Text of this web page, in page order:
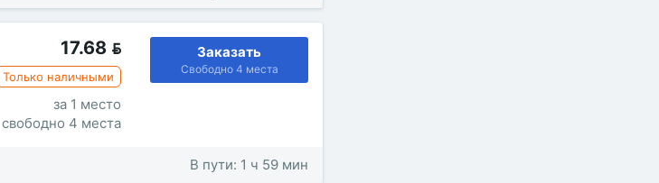
17.68 
Только наличными
за 1 место
свободно 4 места
Заказать
Свободно 4 места
В пути: 1 ч 59 мин